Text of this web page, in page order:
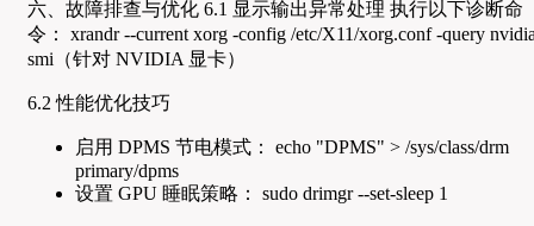
六、故障排查与优化 6.1 显示输出异常处理 执行以下诊断命
令： xrandr --current xorg -config /etc/X11/xorg.conf -query
smi（针对 NVIDIA 显卡）
6.2 性能优化技巧
启用 DPMS 节电模式： echo "DPMS" > /sys/class/drm
primary/dpms
设置 GPU 睡眠策略： sudo drimgr --set-sleep 1